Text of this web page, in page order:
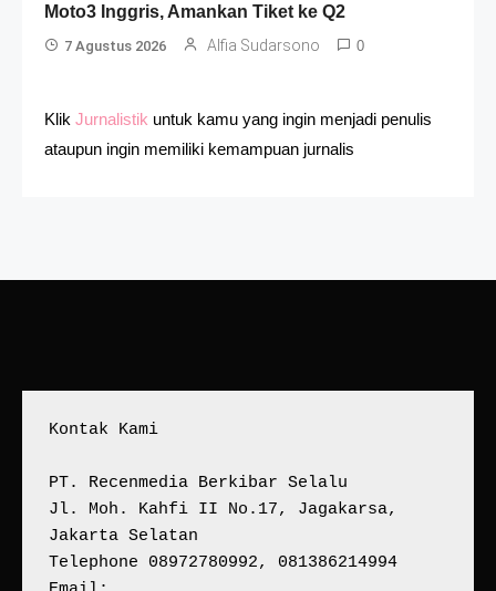
Moto3 Inggris, Amankan Tiket ke Q2
7 Agustus 2026 Alfia Sudarsono 0
Klik Jurnalistik untuk kamu yang ingin menjadi penulis
ataupun ingin memiliki kemampuan jurnalis
Kontak Kami
PT. Recenmedia Berkibar Selalu
Jl. Moh. Kahfi II No.17, Jagakarsa,
Jakarta Selatan
Telephone 08972780992, 081386214994